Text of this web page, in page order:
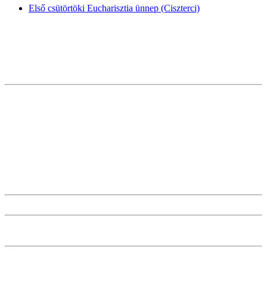
Első csütörtöki Eucharisztia ünnep (Ciszterci)